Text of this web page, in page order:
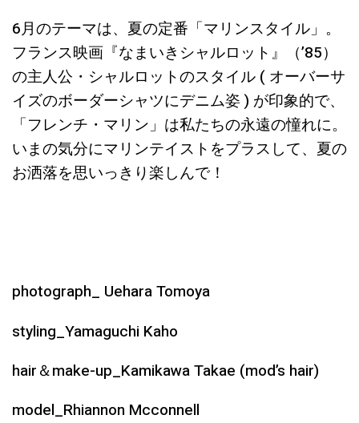
6月のテーマは、夏の定番「マリンスタイル」。
フランス映画『なまいきシャルロット』（’85）
の主人公・シャルロットのスタイル ( オーバーサ
イズのボーダーシャツにデニム姿 ) が印象的で、
「フレンチ・マリン」は私たちの永遠の憧れに。
いまの気分にマリンテイストをプラスして、夏の
お洒落を思いっきり楽しんで！
photograph_ Uehara Tomoya
styling_Yamaguchi Kaho
hair＆make-up_Kamikawa Takae (mod’s hair)
model_Rhiannon Mcconnell